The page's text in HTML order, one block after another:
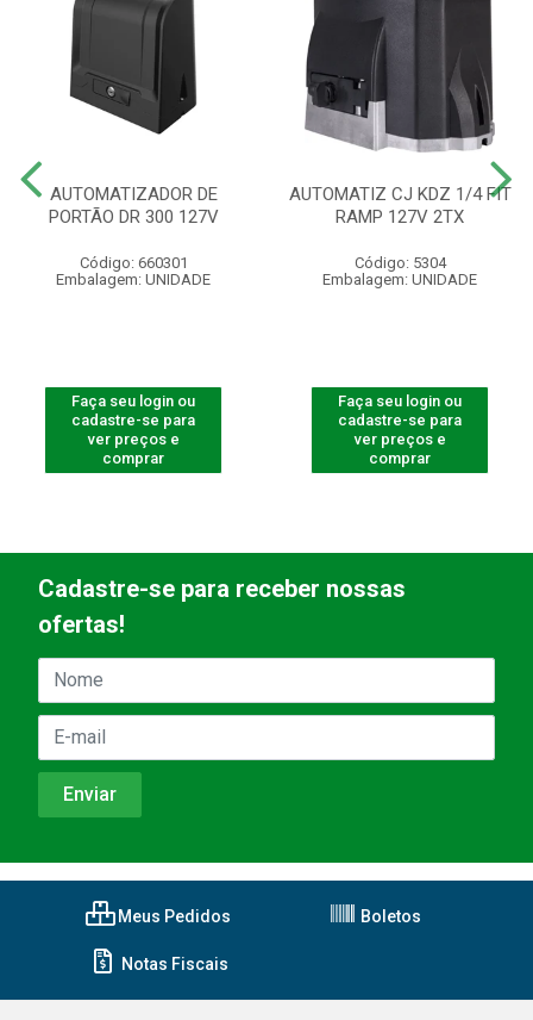
AUTOMATIZADOR DE
PORTÃO DR 300 127V
Código: 660301
Embalagem: UNIDADE
Faça seu login ou
cadastre-se para
ver preços e
comprar
AUTOMATIZ CJ KDZ 1/4 FIT
RAMP 127V 2TX
Código: 5304
Embalagem: UNIDADE
Faça seu login ou
cadastre-se para
ver preços e
comprar
Cadastre-se para receber nossas
ofertas!
Meus Pedidos Boletos
Notas Fiscais